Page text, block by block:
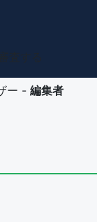
ー - 編集者
ー -